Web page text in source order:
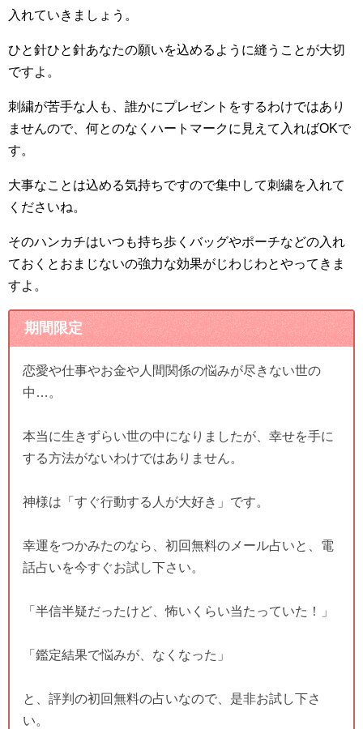
入れていきましょう。
ひと針ひと針あなたの願いを込めるように縫うことが大切
ですよ。
刺繍が苦手な人も、誰かにプレゼントをするわけではあり
ませんので、何とのなくハートマークに見えて入ればOKで
す。
大事なことは込める気持ちですので集中して刺繍を入れて
くださいね。
そのハンカチはいつも持ち歩くバッグやポーチなどの入れ
ておくとおまじないの強力な効果がじわじわとやってきま
すよ。
期間限定
恋愛や仕事やお金や人間関係の悩みが尽きない世の
中…。
本当に生きずらい世の中になりましたが、幸せを手に
する方法がないわけではありません。
神様は「すぐ行動する人が大好き」です。
幸運をつかみたのなら、初回無料のメール占いと、電
話占いを今すぐお試し下さい。
「半信半疑だったけど、怖いくらい当たっていた！」
「鑑定結果で悩みが、なくなった」
と、評判の初回無料の占いなので、是非お試し下さ
い。